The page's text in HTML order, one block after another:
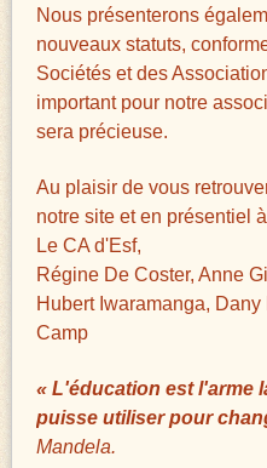
Nous présenterons
nouveaux statuts,
Sociétés et des
important pour notre
sera précieuse.
Au plaisir de vous
notre site et en présentiel
Le CA d'Esf,
Régine De Coster, Anne
Hubert Iwaramanga,
Camp
« L'éducation est l'arme
puisse utiliser pour
Mandela.